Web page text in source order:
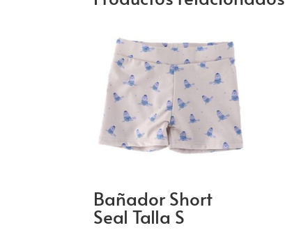
Bañador Short
Seal Talla S